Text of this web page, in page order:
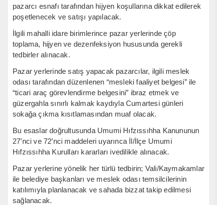
pazarcı esnafı tarafından hijyen koşullarına dikkat edilerek
poşetlenecek ve satışı yapılacak.
İlgili mahalli idare birimlerince pazar yerlerinde çöp
toplama, hijyen ve dezenfeksiyon hususunda gerekli
tedbirler alınacak.
Pazar yerlerinde satış yapacak pazarcılar, ilgili meslek
odası tarafından düzenlenen “mesleki faaliyet belgesi” ile
“ticari araç görevlendirme belgesini” ibraz etmek ve
güzergahla sınırlı kalmak kaydıyla Cumartesi günleri
sokağa çıkma kısıtlamasından muaf olacak.
Bu esaslar doğrultusunda Umumi Hıfzıssıhha Kanununun
27’nci ve 72’nci maddeleri uyarınca İl/İlçe Umumi
Hıfzıssıhha Kurulları kararları ivedilikle alınacak.
Pazar yerlerine yönelik her türlü tedbirin; Vali/Kaymakamlar
ile belediye başkanları ve meslek odası temsilcilerinin
katılımıyla planlanacak ve sahada bizzat takip edilmesi
sağlanacak.